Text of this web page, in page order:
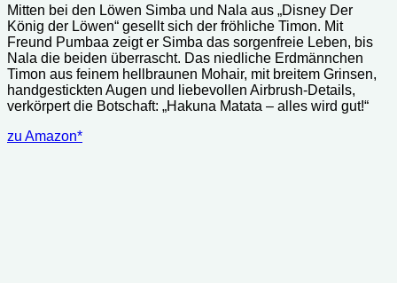
Mitten bei den Löwen Simba und Nala aus „Disney Der
König der Löwen“ gesellt sich der fröhliche Timon. Mit
Freund Pumbaa zeigt er Simba das sorgenfreie Leben, bis
Nala die beiden überrascht. Das niedliche Erdmännchen
Timon aus feinem hellbraunen Mohair, mit breitem Grinsen,
handgestickten Augen und liebevollen Airbrush-Details,
verkörpert die Botschaft: „Hakuna Matata – alles wird gut!“
zu Amazon*